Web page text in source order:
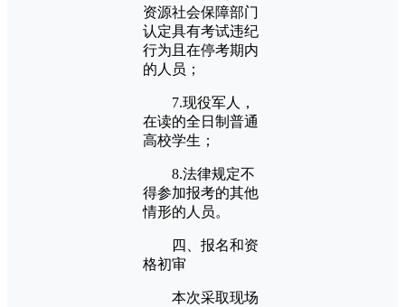
资源社会保障部门
认定具有考试违纪
行为且在停考期内
的人员；
7.现役军人，
在读的全日制普通
高校学生；
8.法律规定不
得参加报考的其他
情形的人员。
四、报名和资
格初审
本次采取现场